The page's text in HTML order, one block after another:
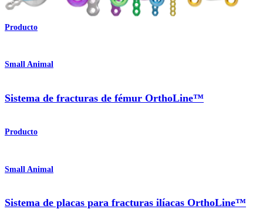
Producto
Small Animal
Sistema de fracturas de fémur OrthoLine™
Producto
Small Animal
Sistema de placas para fracturas ilíacas OrthoLine™